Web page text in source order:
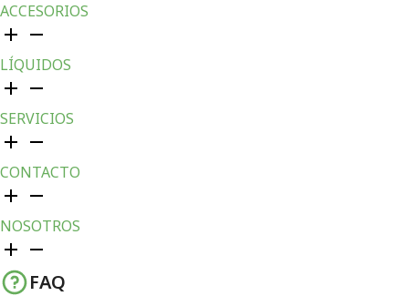
ACCESORIOS
LÍQUIDOS
SERVICIOS
CONTACTO
NOSOTROS
FAQ